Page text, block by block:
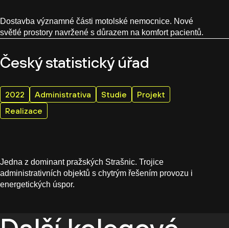
Dostavba významné části motolské nemocnice. Nové
světlé prostory navržené s důrazem na komfort pacientů.
Český statistický úřad
2022 Administrativa Studie
Projekt
Realizace
Jedna z dominant pražských Strašnic. Trojice
administrativních objektů s chytrým řešením provozu i
energetických úspor.